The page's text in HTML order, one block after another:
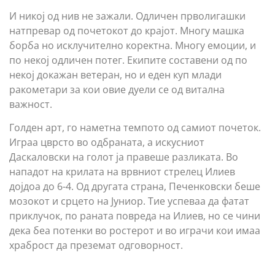
И никој од нив не зажали. Одличен прволигашки
натпревар од почетокот до крајот. Многу машка
борба но исклучително коректна. Многу емоции, и
по некој одличен потег. Екипите составени од по
некој докажан ветеран, но и еден куп млади
ракометари за кои овие дуели се од витална
важност.
Голден арт, го наметна темпото од самиот почеток.
Играа цврсто во одбраната, а искусниот
Даскаловски на голот ја правеше разликата. Во
нападот на крилата на врвниот стрелец Илиев
дојдоа до 6-4. Од другата страна, Печенковски беше
мозокот и срцето на Јуниор. Тие успеваа да фатат
приклучок, по раната повреда на Илиев, но се чини
дека беа потенки во ростерот и во играчи кои имаа
храброст да преземат одговорност.